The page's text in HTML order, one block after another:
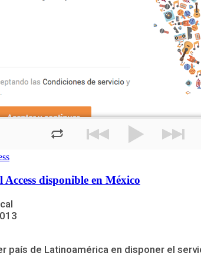
disponible en México
país de Latinoamérica en disponer el